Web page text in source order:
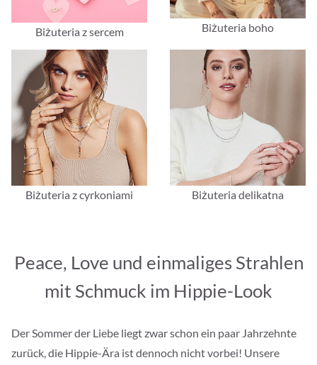
Biżuteria z sercem Biżuteria boho
Biżuteria z cyrkoniami Biżuteria delikatna
Peace, Love und einmaliges Strahlen
mit Schmuck im Hippie-Look
Der Sommer der Liebe liegt zwar schon ein paar Jahrzehnte
zurück, die Hippie-Ära ist dennoch nicht vorbei! Unsere